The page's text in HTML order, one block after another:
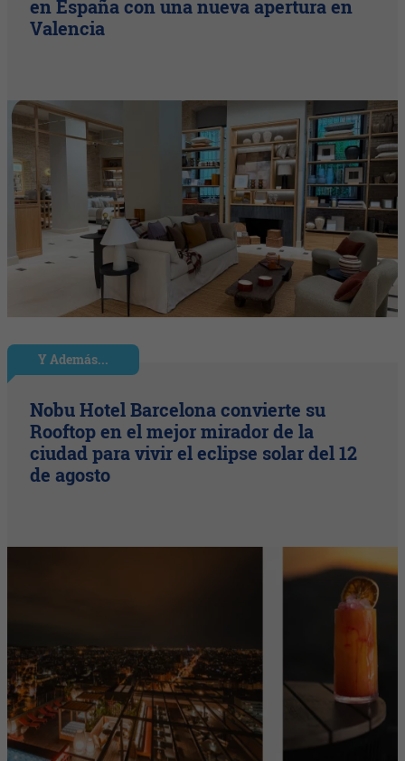
en España con una nueva apertura en
Valencia
Y Además...
Nobu Hotel Barcelona convierte su
Rooftop en el mejor mirador de la
ciudad para vivir el eclipse solar del 12
de agosto